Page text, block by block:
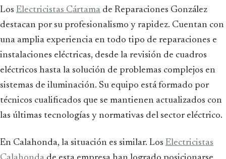
Los Electricistas Cártama de Reparaciones González
destacan por su profesionalismo y rapidez. Cuentan con
una amplia experiencia en todo tipo de reparaciones e
instalaciones eléctricas, desde la revisión de cuadros
eléctricos hasta la solución de problemas complejos en
sistemas de iluminación. Su equipo está formado por
técnicos cualificados que se mantienen actualizados con
las últimas tecnologías y normativas del sector eléctrico.
En Calahonda, la situación es similar. Los Electricistas